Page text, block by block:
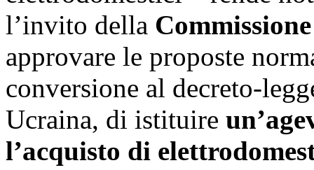
l’invito della
approvare le proposte
conversione al decreto-
Ucraina, di istituire
l’acquisto di